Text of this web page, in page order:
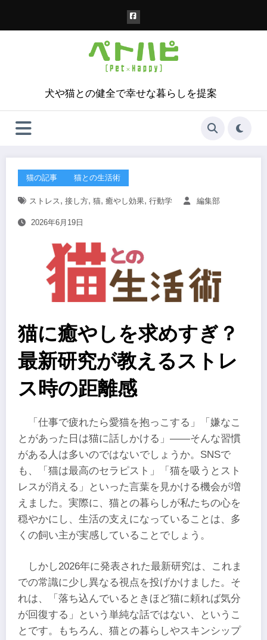
犬や猫との健全で幸せな暮らしを提案
猫の記事 猫との生活術
ストレス, 接し方, 猫, 癒やし効果, 行動学 編集部
2026年6月19日
猫に癒やしを求めすぎ？
最新研究が教えるストレ
ス時の距離感
「仕事で疲れたら愛猫を抱っこする」「嫌なこ
とがあった日は猫に話しかける」――そんな習慣
がある人は多いのではないでしょうか。SNSで
も、「猫は最高のセラピスト」「猫を吸うとスト
レスが消える」といった言葉を見かける機会が増
えました。実際に、猫との暮らしが私たちの心を
穏やかにし、生活の支えになっていることは、多
くの飼い主が実感していることでしょう。
しかし2026年に発表された最新研究は、これま
での常識に少し異なる視点を投げかけました。そ
れは、「落ち込んでいるときほど猫に頼れば気分
が回復する」という単純な話ではない、というこ
とです。もちろん、猫との暮らしやスキンシップ